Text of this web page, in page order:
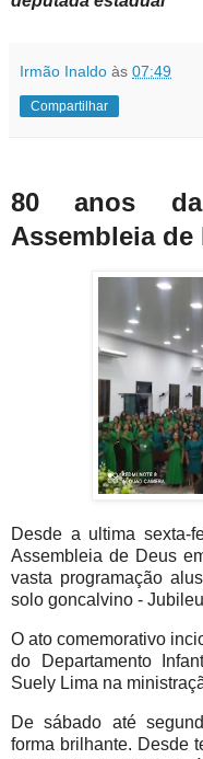
Irmão Inaldo às 07:49
Compartilhar
80 anos da
Assembleia de
Desde a ultima sexta-
Assembleia de Deus
vasta programação
solo goncalvino -
O ato comemorativo
do Departamento
Suely Lima na
De sábado até
forma brilhante. Desde